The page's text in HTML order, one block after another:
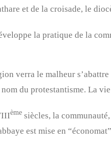
et de la croisade, le
la pratique de la
verra le malheur
du protestantisme. La
ème siècles, la
est mise en